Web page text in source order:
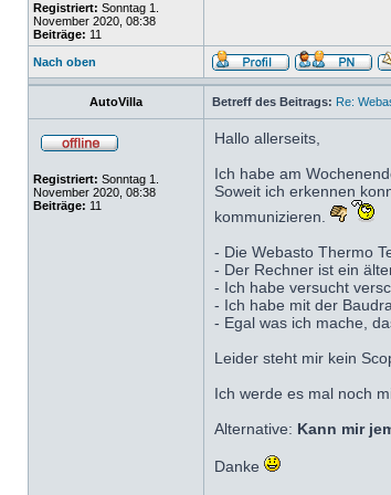
Registriert: Sonntag 1.
November 2020, 08:38
Beiträge: 11
Nach oben
AutoVilla Betreff des Beitrags: Re:
Registriert: Sonntag 1.
November 2020, 08:38
Beiträge: 11
Hallo allerseits,
Ich habe am
Soweit ich erkennen
kommunizieren.
- Die Webasto Thermo
- Der Rechner ist ein
- Ich habe versucht
- Ich habe mit der
- Egal was ich mache,
Leider steht mir kein
Ich werde es mal noch
Alternative: Kann mir
Danke